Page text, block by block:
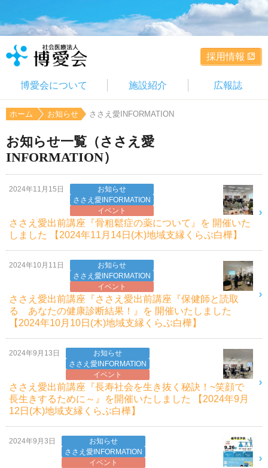
採用情報
博愛会について 施設紹介 広報誌
ホーム お知らせ ささえ愛INFORMATION
お知らせ一覧（ささえ愛
INFORMATION）
2024年11月15日
お知らせ
ささえ愛INFORMATION
イベント
ささえ愛出前講座『骨粗鬆症の薬について』を 開催いた
しました 【2024年11月14日(木)地域支縁くらぶ白樺】
2024年10月11日
お知らせ
ささえ愛INFORMATION
イベント
ささえ愛出前講座『ささえ愛出前講座『保健師と読取
る あなたの健康診断結果！』を 開催いたしました
【2024年10月10日(木)地域支縁くらぶ白樺】
2024年9月13日
お知らせ
ささえ愛INFORMATION
イベント
ささえ愛出前講座『長寿社会を生き抜く秘訣！~笑顔で
長生きするために～』を開催いたしました 【2024年9月
12日(木)地域支縁くらぶ白樺】
2024年9月3日
お知らせ
ささえ愛INFORMATION
イベント